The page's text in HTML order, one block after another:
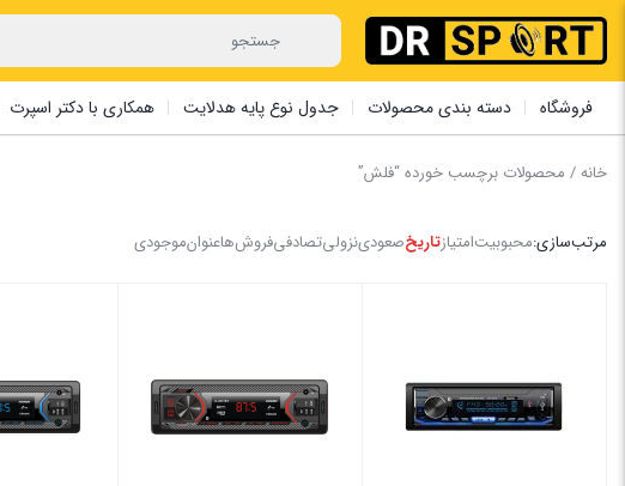
فروشگاه دسته بندی محصولات جدول نوع پایه هدلایت همکاری با دکتر اسپرت
خانه/ محصولات برچسب خورده “فلش”
مرتب‌سازی:محبوبیتامتیازتاریخصعودینزولیتصادفیفروش‌هاعنوانموجودی